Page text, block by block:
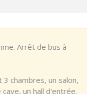
Arrêt de bus à
3 chambres, un salon,
un hall d'entrée.